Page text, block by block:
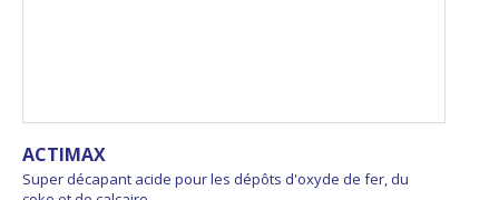
ACTIMAX
Super décapant acide pour les dépôts d'oxyde de fer, du